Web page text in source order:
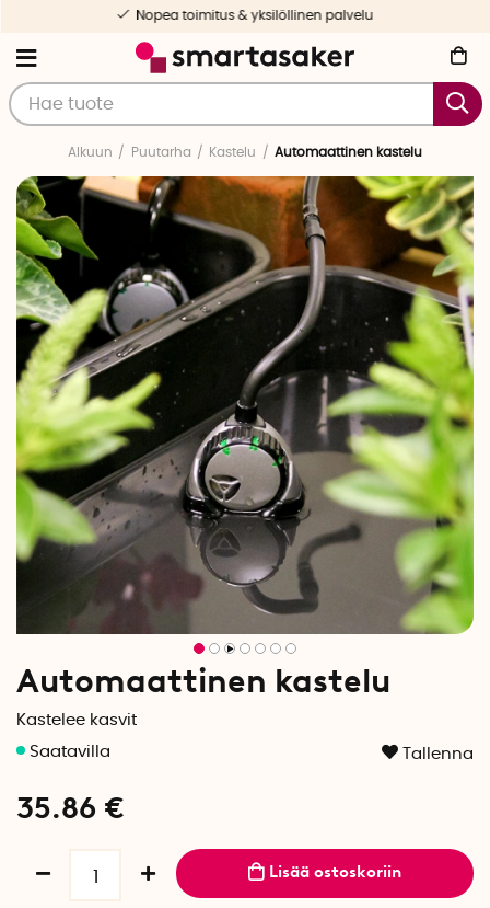
Nopea toimitus & yksilöllinen palvelu
Alkuun Puutarha Kastelu Automaattinen kastelu
Automaattinen kastelu
Kastelee kasvit
Tallenna
35.86 €
Lisää ostoskoriin